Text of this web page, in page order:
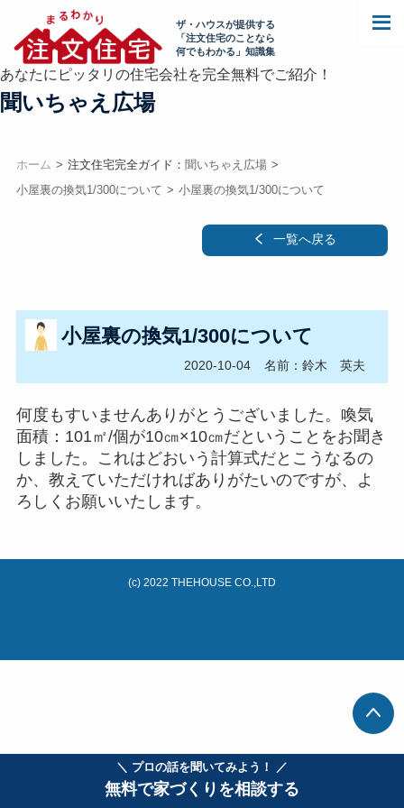
＼ プロの話を聞いてみよう！ ／
無料で家づくりを相談する
ザ・ハウスが提供する
「注文住宅のことなら
何でもわかる」知識集
あなたにピッタリの住宅会社を完全無料でご紹介！
聞いちゃえ広場
ホーム 注文住宅完全ガイド： 聞いちゃえ広場
小屋裏の換気1/300について
小屋裏の換気1/300について
一覧へ戻る
小屋裏の換気1/300について
2020-10-04 名前：鈴木 英夫
何度もすいませんありがとうございました。喚気
面積：101㎡/個が10㎝×10㎝だということをお聞き
しました。これはどおいう計算式だとこうなるの
か、教えていただければありがたいのですが、よ
ろしくお願いいたします。
(c) 2022 THEHOUSE CO.,LTD